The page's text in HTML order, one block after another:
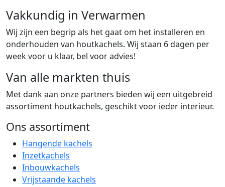
Vakkundig in Verwarmen
Wij zijn een begrip als het gaat om het installeren en
onderhouden van houtkachels. Wij staan 6 dagen per
week voor u klaar, bel voor advies!
Van alle markten thuis
Met dank aan onze partners bieden wij een uitgebreid
assortiment houtkachels, geschikt voor ieder interieur.
Ons assortiment
Hangende kachels
Inzetkachels
Inbouwkachels
Vrijstaande kachels